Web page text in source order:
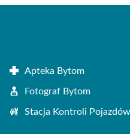
Apteka Bytom
Fotograf Bytom
Stacja Kontroli